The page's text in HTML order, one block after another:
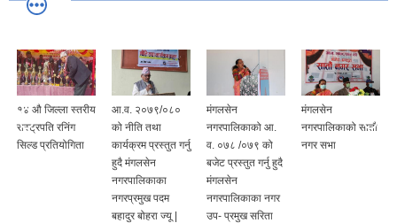
१४ औ जिल्ला स्तरीय
रास्ट्रपति रनिंग
सिल्ड प्रतियोगिता
आ.व. २०७९/०८०
को नीति तथा
कार्यक्रम प्रस्तुत गर्नु
हुदै मंगलसेन
नगरपालिकाका
नगरप्रमुख पदम
बहादुर बोहरा ज्यू |
मंगलसेन
नगरपालिकाको आ.
व. ०७८ /०७९ को
बजेट प्रस्तुत गर्नु हुदै
मंगलसेन
नगरपालिकाका नगर
उप- प्रमुख सरिता
मंगलसेन
नगरपालिकाको सातौं
नगर सभा